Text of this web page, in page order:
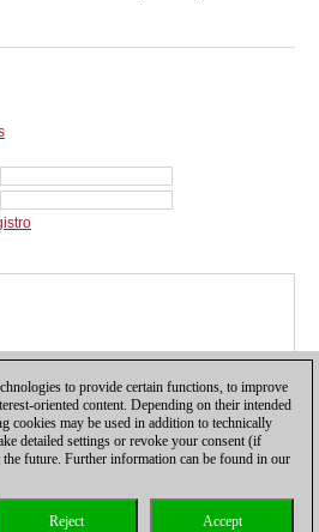
|Para contactar Cookies Management
to provide certain functions, to improve
oriented content. Depending on their intended
cookies may be used in addition to technically
detailed settings or revoke your consent (if
future. Further information can be found in our
Accept
Reject